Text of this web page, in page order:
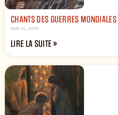
CHANTS DES GUERRES MONDIALES
mai 21, 2026
LIRE LA SUITE »